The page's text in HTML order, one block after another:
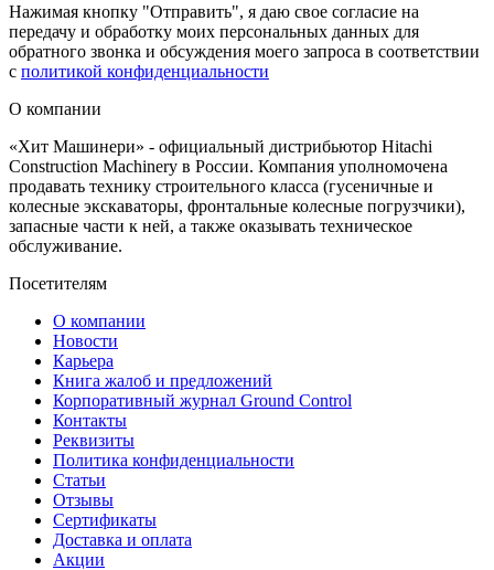
Нажимая кнопку "Отправить", я даю свое согласие на
передачу и обработку моих персональных данных для
обратного звонка и обсуждения моего запроса в соответствии
с политикой конфиденциальности
О компании
«Хит Машинери» - официальный дистрибьютор Hitachi
Construction Machinery в России. Компания уполномочена
продавать технику строительного класса (гусеничные и
колесные экскаваторы, фронтальные колесные погрузчики),
запасные части к ней, а также оказывать техническое
обслуживание.
Посетителям
О компании
Новости
Карьера
Книга жалоб и предложений
Корпоративный журнал Ground Control
Контакты
Реквизиты
Политика конфиденциальности
Статьи
Отзывы
Сертификаты
Доставка и оплата
Акции